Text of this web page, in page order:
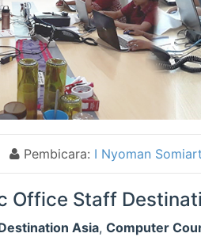
Pembicara: I Nyoman
Office Staff
Asia, Computer